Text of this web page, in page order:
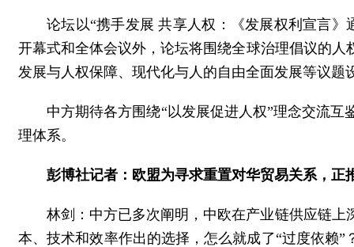
论坛以“携手发展 共享人权：《发展权利宣言
开幕式和全体会议外，论坛将围绕全球治理倡议的
发展与人权保障、现代化与人的自由全面发展等议题
中方期待各方围绕“以发展促进人权”理念交流
理体系。
彭博社记者：欧盟为寻求重置对华贸易关系，
林剑：中方已多次阐明，中欧在产业链供应链
本、技术和效率作出的选择，怎么就成了“过度依赖